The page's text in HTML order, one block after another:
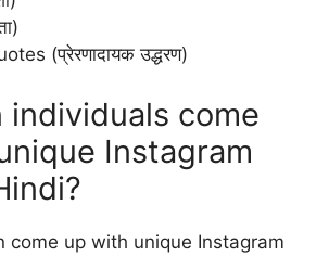
(प्रेरणादायक उद्धरण)
individuals come
Instagram
come up with unique Instagram